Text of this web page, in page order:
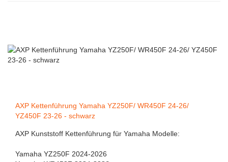
AXP Kettenführung Yamaha YZ250F/ WR450F 24-26/
YZ450F 23-26 - schwarz
AXP Kunststoff Kettenführung für Yamaha Modelle:
Yamaha YZ250F 2024-2026